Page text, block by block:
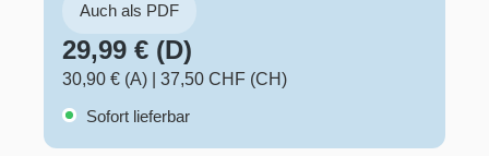
Auch als PDF
29,99 € (D)
30,90 € (A)
37,50 CHF (CH)
Sofort lieferbar